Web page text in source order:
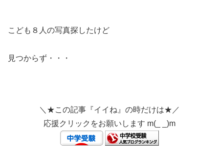
こども８人の写真探したけど
見つからず・・・
＼★この記事『イイね』の時だけは★／
応援クリックをお願いします m(_ _)m